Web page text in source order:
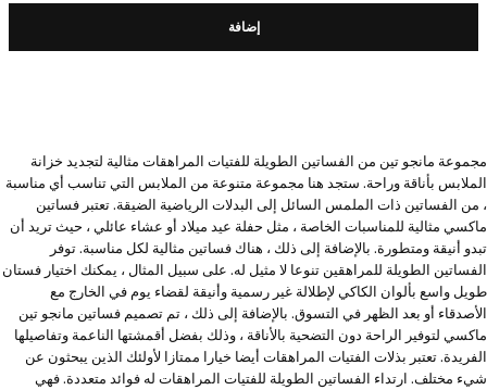
إضافة
مجموعة مانجو تين من الفساتين الطويلة للفتيات المراهقات مثالية لتجديد خزانة
الملابس بأناقة وراحة. ستجد هنا مجموعة متنوعة من الملابس التي تناسب أي مناسبة
، من الفساتين ذات الملمس السائل إلى البدلات الرياضية الضيقة. تعتبر فساتين
ماكسي مثالية للمناسبات الخاصة ، مثل حفلة عيد ميلاد أو عشاء عائلي ، حيث تريد أن
تبدو أنيقة ومتطورة. بالإضافة إلى ذلك ، هناك فساتين مثالية لكل مناسبة. توفر
الفساتين الطويلة للمراهقين تنوعا لا مثيل له. على سبيل المثال ، يمكنك اختيار فستان
طويل واسع بألوان الكاكي لإطلالة غير رسمية وأنيقة لقضاء يوم في الخارج مع
الأصدقاء أو بعد الظهر في التسوق. بالإضافة إلى ذلك ، تم تصميم فساتين مانجو تين
ماكسي لتوفير الراحة دون التضحية بالأناقة ، وذلك بفضل أقمشتها الناعمة وتفاصيلها
الفريدة. تعتبر بذلات الفتيات المراهقات أيضا خيارا ممتازا لأولئك الذين يبحثون عن
شيء مختلف. ارتداء الفساتين الطويلة للفتيات المراهقات له فوائد متعددة. فهي